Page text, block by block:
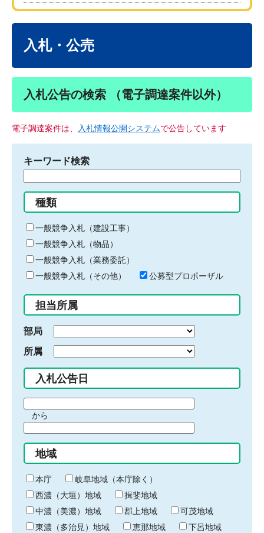
入札・公売
入札公告の検索 （電子調達案件以外）
電子調達案件は、 入札情報公開システムで公告しています
キーワード検索
る
キ
ー
ワ
ー
ド
入
力
種類
一般競争入札（建設工事）
一般競争入札（物品）
一般競争入札（業務委託）
一般競争入札（その他）
公募型プロポーザル
担当所属
部局
所属
入札公告日
間
始
り
から
間
終
わ
り
地域
本庁
岐阜地域（本庁除く）
西濃（大垣）地域
揖斐地域
中濃（美濃）地域
郡上地域
可茂地域
東濃（多治見）地域
恵那地域
下呂地域